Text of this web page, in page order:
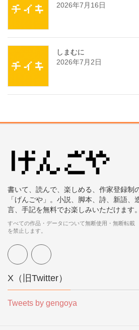
2026年7月16日
しまむに
2026年7月2日
書いて、読んで、楽しめる、作家登録制
「げんごや」。小説、脚本、詩、新語、
言、手記を無料でお楽しみいただけます。
すべての作品・データについて無断使用・無断転載
を禁止します。
X（旧Twitter）
Tweets by gengoya